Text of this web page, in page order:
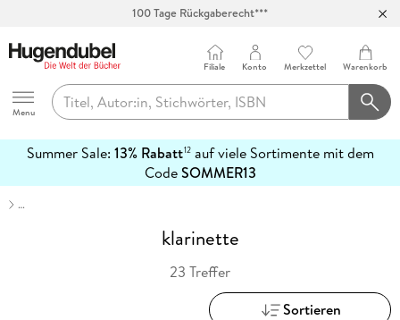
100 Tage Rückgaberecht***
Hugendubel
Menu
Filiale Konto Merkzettel Warenkorb
Summer Sale: 13% Rabatt12auf viele Sortimente mit dem
CodeSOMMER13
erfahren
…
klarinette
23 Treffer
Sortieren